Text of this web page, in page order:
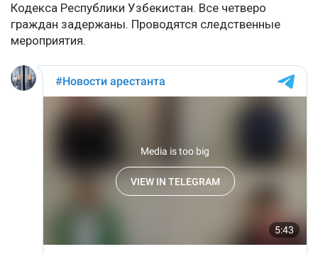
Кодекса Республики Узбекистан. Все четверо
граждан задержаны. Проводятся следственные
мероприятия.